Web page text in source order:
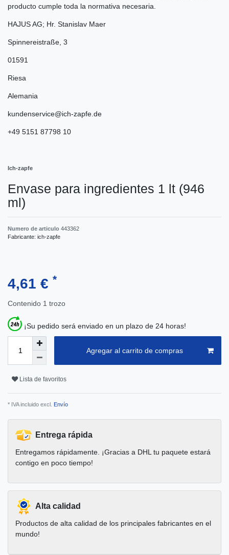
producto cumple toda la normativa necesaria.
HAJUS AG; Hr. Stanislav Maer
Spinnereistraße 3
01591
Riesa
Alemania
kundenservice@ich-zapfe.de
+49 5151 87798 10
Ich-zapfe
Envase para ingredientes 1 lt (946
ml)
Numero de articulo 443362
Fabricante: ich-zapfe
4,61 € *
Contenido 1 trozo
¡Su pedido será enviado en un plazo de 24 horas!
Agregar al carrito de compras
Lista de favoritos
* IVA incluido excl. Envío
Entrega rápida
Entregamos rápidamente. ¡Gracias a DHL tu paquete estará
contigo en poco tiempo!
Alta calidad
Productos de alta calidad de los principales fabricantes en el
mundo!